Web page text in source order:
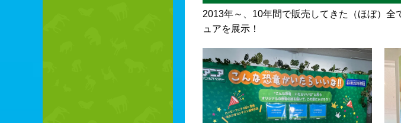
2013年～、10年間で販売してきた（ほぼ）全
ュアを展示！